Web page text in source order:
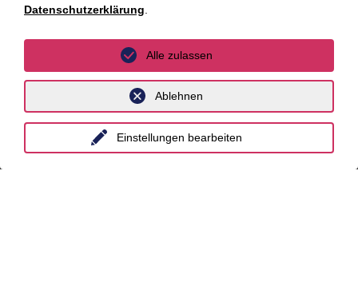
München
Stuttgart
International
Belgien
Datenschutzerklärung
Einstellungen bearbeiten
Ablehnen
Alle zulassen